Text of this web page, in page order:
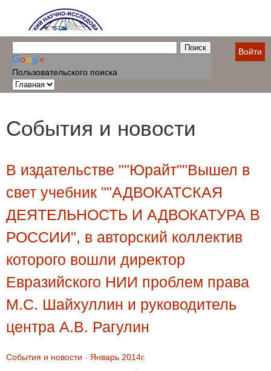
Пользовательского поиска
Войти
События и новости
В издательстве ""Юрайт""Вышел в
свет учебник ""АДВОКАТСКАЯ
ДЕЯТЕЛЬНОСТЬ И АДВОКАТУРА В
РОССИИ", в авторский коллектив
которого вошли директор
Евразийского НИИ проблем права
М.С. Шайхуллин и руководитель
центра А.В. Рагулин
События и новости - Январь 2014г.